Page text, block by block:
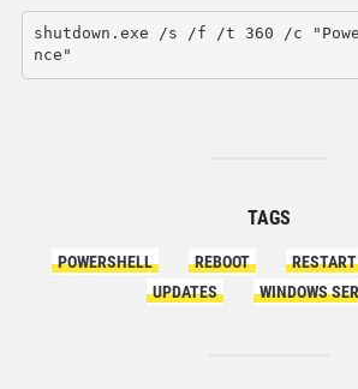
shutdown.exe /s /f /t 360 /c
nce"
TAGS
POWERSHELL REBOOT RESTART
UPDATES
WINDOWS